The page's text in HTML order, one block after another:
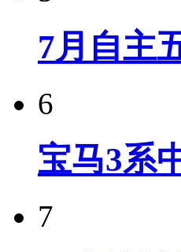
7月自主
6
宝马3系
7